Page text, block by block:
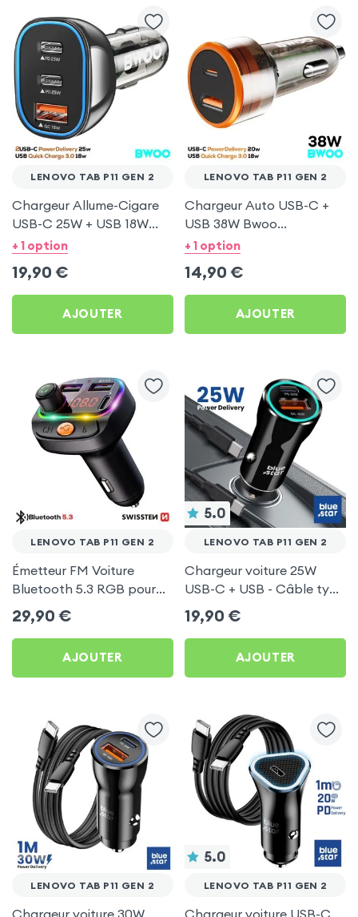
LENOVO TAB P11 GEN 2
Chargeur Allume-Cigare
USB-C 25W + USB 18W
Bwoo pour Lenovo Tab
+ 1 option
19,90 €
AJOUTER
LENOVO TAB P11 GEN 2
Chargeur Auto USB-C +
USB 38W Bwoo
Transparent pour Lenovo
+ 1 option
14,90 €
AJOUTER
LENOVO TAB P11 GEN 2
Émetteur FM Voiture
Bluetooth 5.3 RGB pour
Lenovo Tab P11 Gen 2
29,90 €
AJOUTER
5.0
LENOVO TAB P11 GEN 2
Chargeur voiture 25W
USB-C + USB - Câble type
C 60W Blue Star pour
Lenovo Tab P11 Gen 2
19,90 €
AJOUTER
LENOVO TAB P11 GEN 2
Chargeur voiture 30W
5.0
LENOVO TAB P11 GEN 2
Chargeur voiture USB-C